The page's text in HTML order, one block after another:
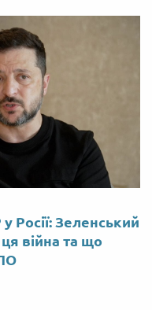
Росії: Зеленський
війна та що